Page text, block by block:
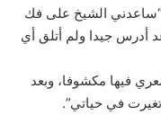
“ساعدني الشيخ على فك
أدرس جيدا ولم أتلق أي
فيها مكشوفا، وبعد
في حياتي”.